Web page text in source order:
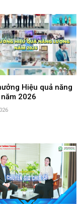
Hiệu quả năng
2026